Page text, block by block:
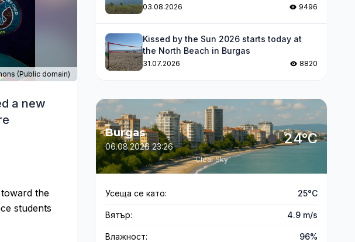
(Public domain)
a new
the
students
levels
03.08.2026 9496
Kissed by the Sun 2026 starts today at
the North Beach in Burgas
31.07.2026 8820
Burgas
06.08.2026 23:26 24°C
Clear Sky
Усеща се като: 25°C
Вятър: 4.9 m/s
Влажност: 96%